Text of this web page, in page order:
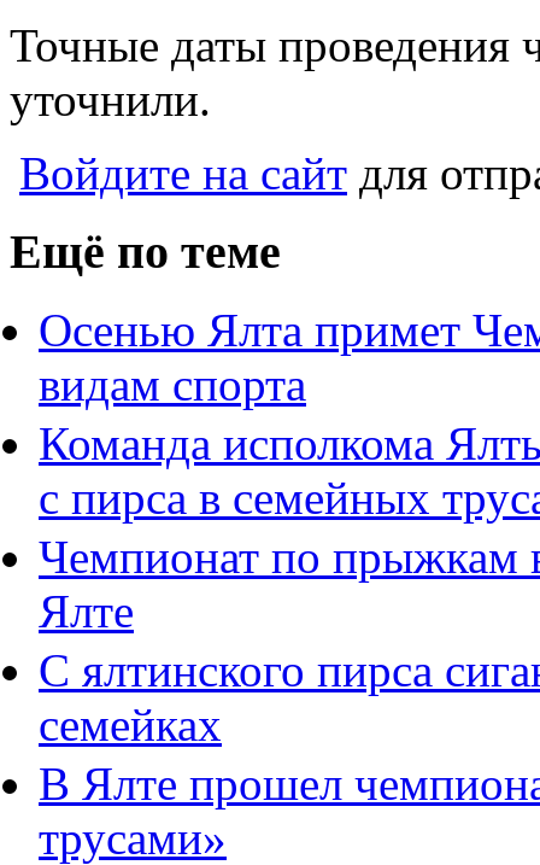
Точные даты проведения
уточнили.
Войдите на сайт для
Ещё по теме
Осенью Ялта примет
видам спорта
Команда исполкома
с пирса в семейных
Чемпионат по прыжкам
Ялте
C ялтинского пирса
семейках
В Ялте прошел
трусами»